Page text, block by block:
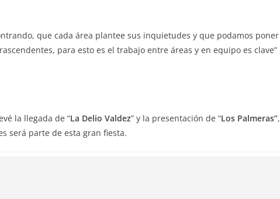
que cada área plantee sus inquietudes y que podamos poner
para esto es el trabajo entre áreas y en equipo es clave”
la llegada de “La Delio Valdez” y la presentación de “Los Palmeras”,
será parte de esta gran fiesta.